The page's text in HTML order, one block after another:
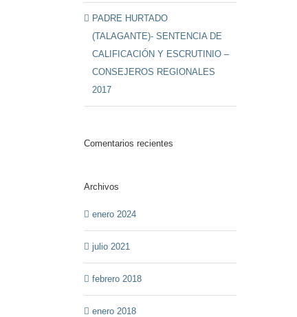
PADRE HURTADO
(TALAGANTE)- SENTENCIA DE
CALIFICACIÓN Y ESCRUTINIO –
CONSEJEROS REGIONALES
2017
Comentarios recientes
Archivos
enero 2024
julio 2021
febrero 2018
enero 2018